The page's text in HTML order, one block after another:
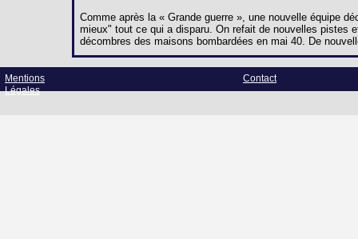
Comme après la « Grande guerre », une nouvelle équipe
mieux" tout ce qui a disparu. On refait de nouvelles pistes
décombres des maisons bombardées en mai 40. De
Mentions
Légales
Contact